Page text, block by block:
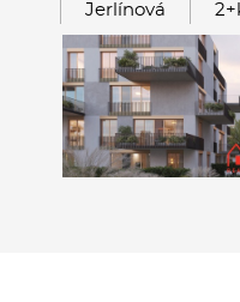
Jerlínová